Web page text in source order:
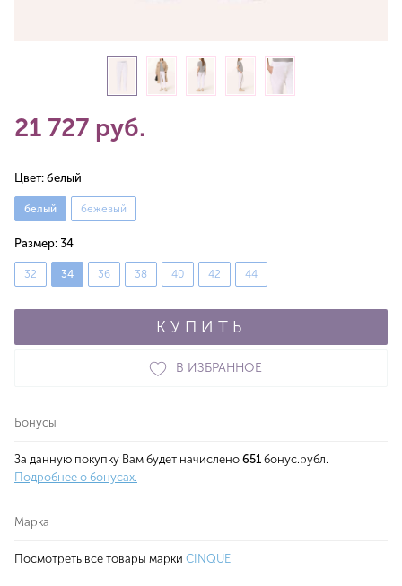
21 727 руб.
Цвет: белый
белый бежевый
Размер: 34
32 34 36 38 40 42 44
КУПИТЬ
В ИЗБРАННОЕ
Бонусы
За данную покупку Вам будет начислено 651 бонус.рубл.
Подробнее о бонусах.
Марка
Посмотреть все товары марки CINQUE